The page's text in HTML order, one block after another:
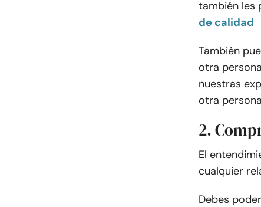
también les
de calidad
También
otra
nuestras
otra
2.
El
cualquier
Debes